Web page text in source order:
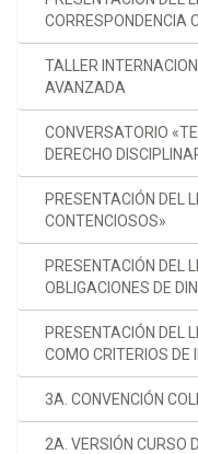
CORRESPONDENCIA
TALLER
AVANZADA
CONVERSATORIO
DERECHO
PRESENTACIÓN DEL
CONTENCIOSOS»
PRESENTACIÓN DEL
OBLIGACIONES DE
PRESENTACIÓN DEL
COMO CRITERIOS DE
3A. CONVENCIÓN
2A. VERSIÓN CURSO